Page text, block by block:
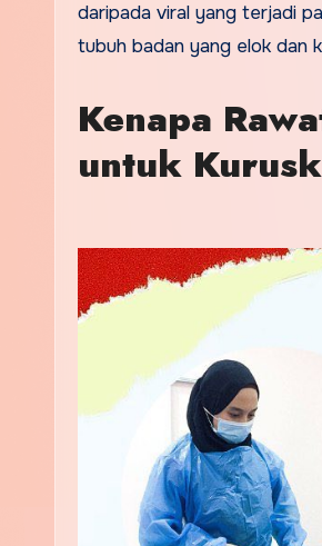
daripada viral yang terjadi
tubuh badan yang elok dan
Kenapa
untuk